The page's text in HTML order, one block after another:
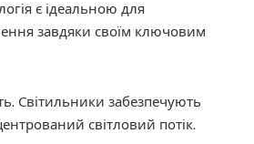
є ідеальною для
завдяки своїм ключовим
Світильники забезпечують
світловий потік.